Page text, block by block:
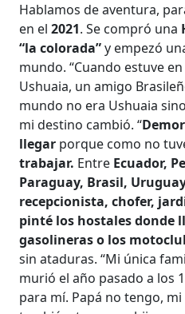
Hablamos de aventura,
en el2021. Se compró una
“la colorada”y empezó
mundo. “Cuando estuve
Ushuaia, un amigo
mundo no era Ushuaia
mi destino cambió. “
llegar porque como no
trabajar. Entre Ecuador,
Paraguay, Brasil,
recepcionista, chofer,
pinté los hostales donde
gasolineras o los
sin ataduras. “Mi única
murió el año pasado a los
para mí. Papá no tengo,